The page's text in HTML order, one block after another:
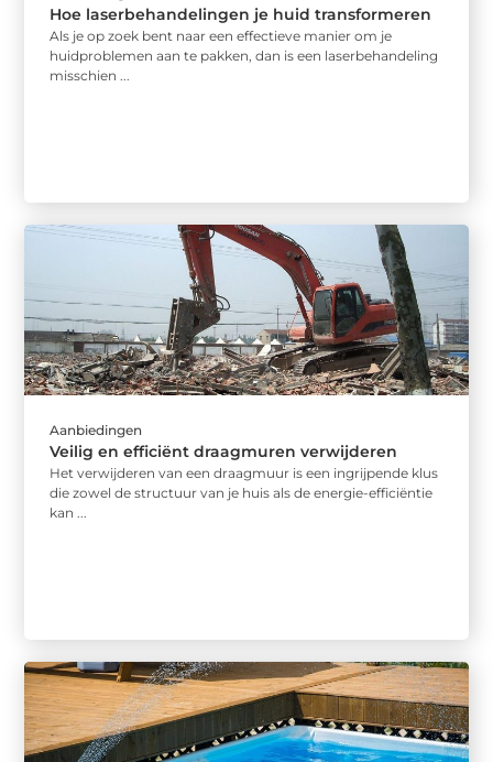
Hoe laserbehandelingen je huid transformeren
Als je op zoek bent naar een effectieve manier om je
huidproblemen aan te pakken, dan is een laserbehandeling
misschien ...
Aanbiedingen
Veilig en efficiënt draagmuren verwijderen
Het verwijderen van een draagmuur is een ingrijpende klus
die zowel de structuur van je huis als de energie-efficiëntie
kan ...